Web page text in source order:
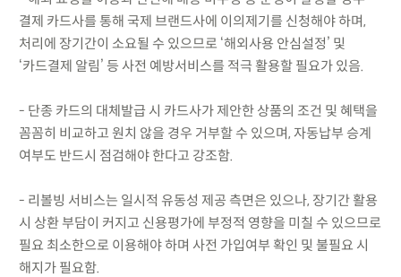
결제 카드사를 통해 국제 브랜드사에 이의제기를 신청해야 하며,
처리에 장기간이 소요될 수 있으므로 ‘해외사용 안심설정’ 및
‘카드결제 알림’ 등 사전 예방서비스를 적극 활용할 필요가 있음.
- 단종 카드의 대체발급 시 카드사가 제안한 상품의 조건 및 혜택을
꼼꼼히 비교하고 원치 않을 경우 거부할 수 있으며, 자동납부 승계
여부도 반드시 점검해야 한다고 강조함.
- 리볼빙 서비스는 일시적 유동성 제공 측면은 있으나, 장기간 활용
시 상환 부담이 커지고 신용평가에 부정적 영향을 미칠 수 있으므로
필요 최소한으로 이용해야 하며 사전 가입여부 확인 및 불필요 시
해지가 필요함.